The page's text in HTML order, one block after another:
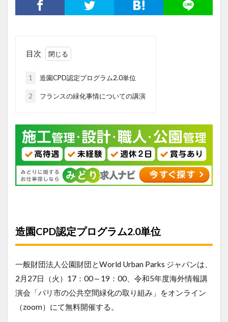
目次
1 造園CPD認定プログラム2.0単位
2 フランスの緑化事情についての講演
造園CPD認定プログラム2.0単位
一般財団法人公園財団とWorld Urban Parks ジャパンは、
2月27日（火）17：00～19：00、令和5年度海外情報講
演会「パリ市の公共空間緑化の取り組み」をオンライン
（zoom）にて無料開催する。